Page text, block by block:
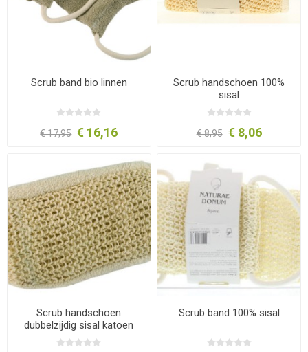
Scrub band bio linnen
€ 17,95 € 16,16
Scrub handschoen 100%
sisal
€ 8,95 € 8,06
Scrub handschoen
dubbelzijdig sisal katoen
Scrub band 100% sisal